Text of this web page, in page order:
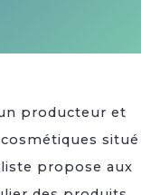
producteur et
situé
propose aux